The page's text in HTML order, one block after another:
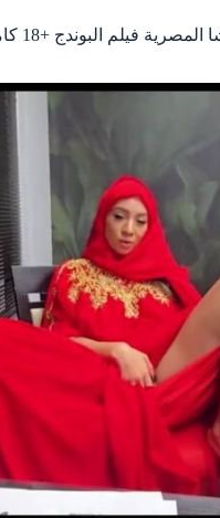
للكبار فقط.. ساشا